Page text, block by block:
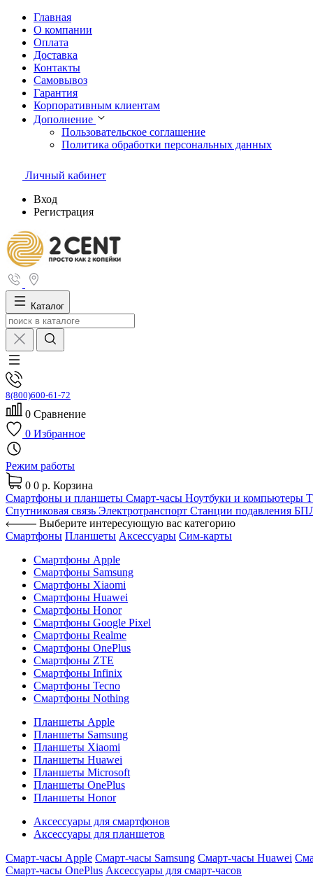
Главная
О компании
Оплата
Доставка
Контакты
Самовывоз
Гарантия
Корпоративным клиентам
Дополнение
Пользовательское соглашение
Политика обработки персональных данных
Личный кабинет
Вход
Регистрация
Каталог
8(800)600-61-72
0 Сравнение
0 Избранное
Режим работы
0 0 р. Корзина
Смартфоны и планшеты Смарт-часы Ноутбуки и компьютеры
Спутниковая связь Электротранспорт Станции подавления
Выберите интересующую вас категорию
Смартфоны Планшеты Аксессуары Сим-карты
Смартфоны Apple
Смартфоны Samsung
Смартфоны Xiaomi
Смартфоны Huawei
Смартфоны Honor
Смартфоны Google Pixel
Смартфоны Realme
Смартфоны OnePlus
Смартфоны ZTE
Смартфоны Infinix
Смартфоны Tecno
Смартфоны Nothing
Планшеты Apple
Планшеты Samsung
Планшеты Xiaomi
Планшеты Huawei
Планшеты Microsoft
Планшеты OnePlus
Планшеты Honor
Аксессуары для смартфонов
Аксессуары для планшетов
Смарт-часы Apple Смарт-часы Samsung Смарт-часы Huawei
Смарт-часы OnePlus Аксессуары для смарт-часов